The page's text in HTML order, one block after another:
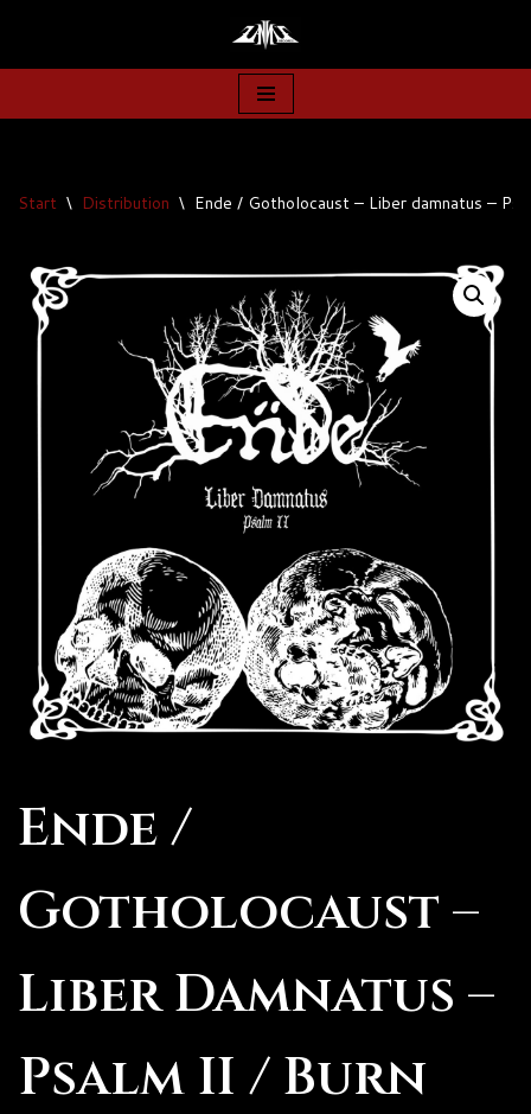
Zum
springen
Start \ Distribution \ Ende / Gotholocaust – Liber damnatus –
Ende /
Gotholocaust –
Liber Damnatus –
Psalm II / Burn